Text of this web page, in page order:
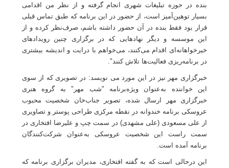
بنده در حوزه تبلیغات شهری انجام گرفته و از نظر من اقدامی
بسیار توهین‌آمیز است، از حضور در این برنامه که طبق تماس قبلی
قرار بود فقط بنده در آن حضور داشته باشم، صرف‌نظر کرده و از
این موسسه و دیگر نهادهایی که در برگزاری چنین رویدادهای
خیرخواهانه‌ای اقدام می‌کنند، می‌خواهم با درایت و اندیشه بیشتری
در برنامه‌ریزی فعالیت‌ها تلاش کنند ."
خبرگزاری مهر نیز در این مورد می نویسد: در تصویری که از سوی
این خواننده به‌عنوان ویژه‌برنامه "شب مهر" به گروه هنری
خبرگزاری مهر ارسال شده، تصویر جناب‌خان شخصیت محبوب
عروسکی برنامه خندوانه در نقطه مرکزی طراحی پوستر و تصاویری
از علی مسعودی (علی مشهدی) در سمت چپ و علیرضا افتخاری در
سمت راست این شخصیت عروسکی به‌عنوان شرکت‌کنندگان
برنامه آمده است
این درحالی است که به گفته افتخاری، مدیران برگزاری برنامه که